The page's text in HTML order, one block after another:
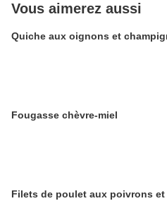
Vous aimerez aussi
Quiche aux oignons et
Fougasse chèvre-miel
Filets de poulet aux poivrons et